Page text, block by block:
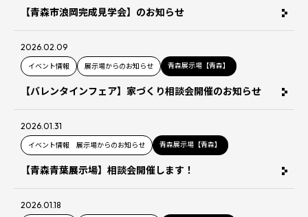
【青森市浪岡完成見学会】のお知らせ
2026.02.09
イベント情報 展示場からのお知らせ 青森展示場【青森】
【バレンタインフェア】家づくり相談会開催のお知らせ
2026.01.31
イベント情報 展示場からのお知らせ 青森展示場【青森】
【青森青葉展示場】相談会開催します！
2026.01.18